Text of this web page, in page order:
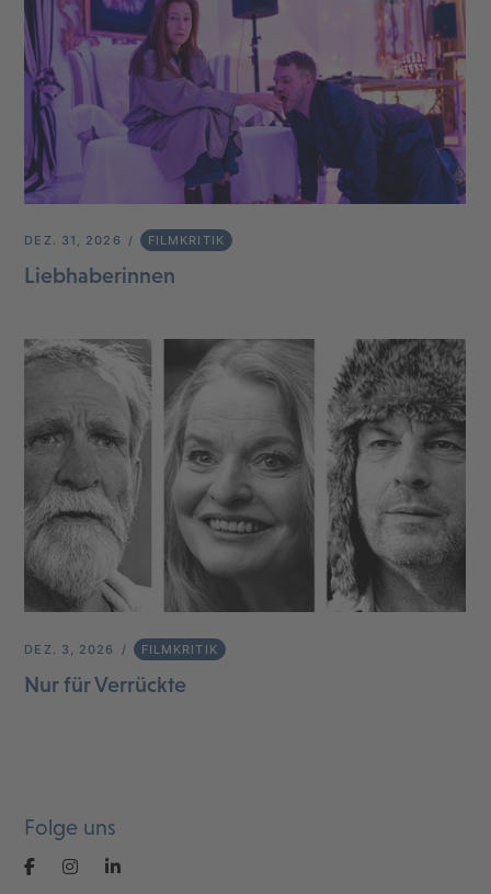
DEZ. 31, 2026 FILMKRITIK
Liebhaberinnen
DEZ. 3, 2026 FILMKRITIK
Nur für Verrückte
Folge uns